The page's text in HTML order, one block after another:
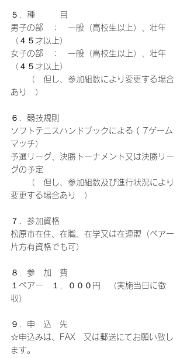
５．種　　　目
男子の部　：　一般（高校生以上）、壮年
（４５才以上）
女子の部　：　一般（高校生以上）、壮年
（４５才以上）
（　但し、参加組数により変更する場合
あり　）
６．競技規則
ソフトテニスハンドブックによる ( 7ゲーム
マッチ）
予選リーグ、決勝トーナメント又は決勝リー
グの予定
（　但し、参加組数及び進行状況により
変更する場合あり　）
７．参加資格
松原市在住、在職、在学又は在連盟（ペアー
片方有資格でも可）
８．参　加　費
１ペアー　１，０００円　（実施当日に徴
収）
９．申　込　先
☆申込みは、FAX　又は郵送にてお願い致し
ます。